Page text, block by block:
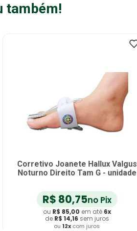
também!
Corretivo Joanete Hallux Valgus
Noturno Direito Tam G - unidade
R$ 80,75no Pix
ou R$ 85,00 em até 6x
de R$ 14,16 sem juros
ou 12x com juros